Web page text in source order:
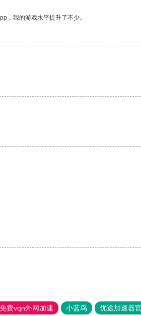
，我的游戏水平提升了不少。
免费vqn外网加速 小蓝鸟 优途加速器